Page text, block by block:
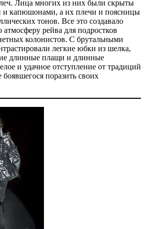
Лица многих из них были скрыты
и капюшонами, а их плечи и поясницы
тонов. Все это создавало
рейва для подростков
колонистов. С брутальными
легкие юбки из шелка,
длинные плащи и длинные
и удачное отступление от традиций
боявшегося поразить своих